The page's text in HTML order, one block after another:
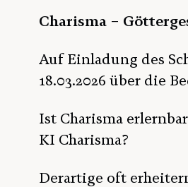
Charisma –
Auf Einladung des
18.03.2026 über die
Ist Charisma
KI Charisma?
Derartige oft